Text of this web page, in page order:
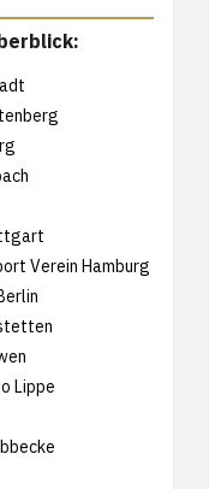
Verein Hamburg
Lippe